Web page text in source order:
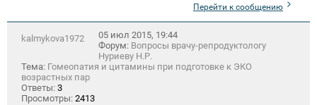
Перейти к сообщению
kalmykova1972
05 июл 2015, 19:44
Форум: Вопросы врачу-репродуктологу
Нуриеву Н.Р.
Тема: Гомеопатия и цитамины при подготовке к ЭКО
возрастных пар
Ответы: 3
Просмотры: 2413